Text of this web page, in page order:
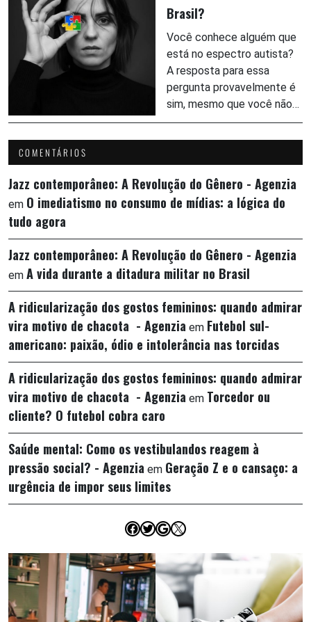
Brasil?
Você conhece alguém que
está no espectro autista?
A resposta para essa
pergunta provavelmente é
sim, mesmo que você não…
COMENTÁRIOS
Jazz contemporâneo: A Revolução do Gênero - Agenzia
em O imediatismo no consumo de mídias: a lógica do
tudo agora
Jazz contemporâneo: A Revolução do Gênero - Agenzia
em A vida durante a ditadura militar no Brasil
A ridicularização dos gostos femininos: quando admirar
vira motivo de chacota - Agenzia em Futebol sul-
americano: paixão, ódio e intolerância nas torcidas
A ridicularização dos gostos femininos: quando admirar
vira motivo de chacota - Agenzia em Torcedor ou
cliente? O futebol cobra caro
Saúde mental: Como os vestibulandos reagem à
pressão social? - Agenzia em Geração Z e o cansaço: a
urgência de impor seus limites
Facebook
Twitter
Google
X